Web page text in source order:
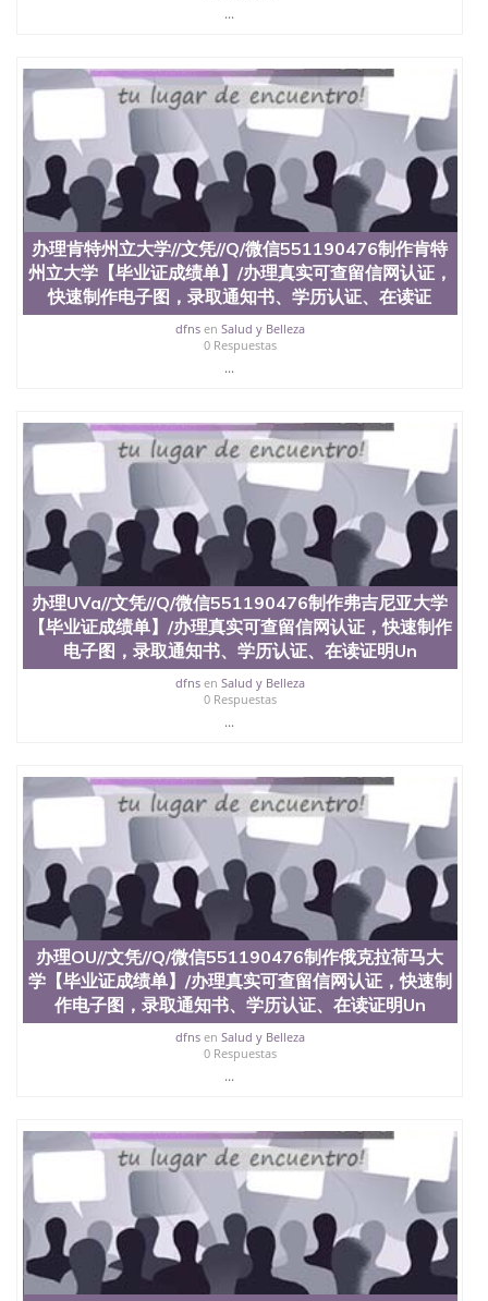
...
办理肯特州立大学//文凭//Q/微信551190476制作肯特
州立大学【毕业证成绩单】/办理真实可查留信网认证，
快速制作电子图，录取通知书、学历认证、在读证
dfnsen Salud y Belleza
0 Respuestas
...
办理UVa//文凭//Q/微信551190476制作弗吉尼亚大学
【毕业证成绩单】/办理真实可查留信网认证，快速制作
电子图，录取通知书、学历认证、在读证明Un
dfnsen Salud y Belleza
0 Respuestas
...
办理OU//文凭//Q/微信551190476制作俄克拉荷马大
学【毕业证成绩单】/办理真实可查留信网认证，快速制
作电子图，录取通知书、学历认证、在读证明Un
dfnsen Salud y Belleza
0 Respuestas
...